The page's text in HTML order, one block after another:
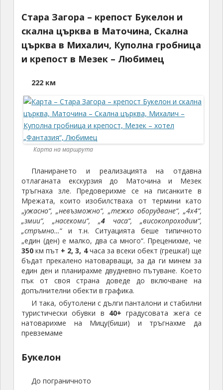
Стара Загора – крепост Букелон и
скална църква в Маточина, Скална
църква в Михалич, Куполна гробница
и крепост в Мезек – Любимец
222 км
Карта на маршрута
Планирането и реализацията на отдавна
отлаганата екскурзия до Маточина и Мезек
тръгнаха зле. Предоверихме се на писанките в
Мрежата, които изобилстваха от термини като
„ужасно“, „невъзможно“, „тежко оборудване“, „4х4“,
„змии“, „насекоми“, „4 часа“, „високопроходим“,
„стръмно…“ и т.н. Ситуацията беше типичното
„един (ден) е малко, два са много“. Преценихме, че
350км път + 2, 3, 4часа за всеки обект (грешка!) ще
бъдат прекалено натоварващи, за да ги минем за
един ден и планирахме двудневно пътуване. Което
пък от своя страна доведе до включване на
допълнителни обекти в графика.
И така, обутолени с дълги панталони и стабилни
туристически обувки в 40+ градусовата жега се
натоварихме на Мицу(биши) и тръгнахме да
превземаме
Букелон
До пограничното